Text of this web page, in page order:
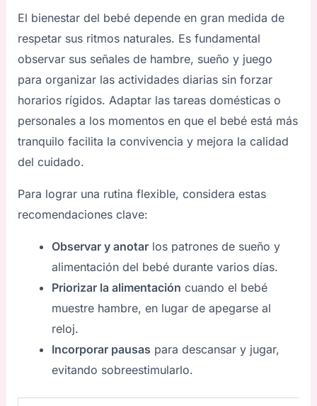
El bienestar del bebé depende en gran medida de
respetar sus ritmos naturales. Es fundamental
observar sus señales de hambre, sueño y juego
para organizar las actividades diarias sin forzar
horarios rígidos. Adaptar las tareas domésticas o
personales a los momentos en que el bebé está más
tranquilo facilita la convivencia y mejora la calidad
del cuidado.
Para lograr una rutina flexible, considera estas
recomendaciones clave:
Observar y anotarlos patrones de sueño y
alimentación del bebé durante varios días.
Priorizar la alimentación cuando el bebé
muestre hambre, en lugar de apegarse al
reloj.
Incorporar pausas para descansar y jugar,
evitando sobreestimularlo.